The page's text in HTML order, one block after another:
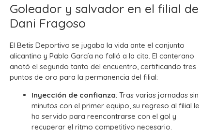
Goleador y salvador en el filial de
Dani Fragoso
El Betis Deportivo se jugaba la vida ante el conjunto
alicantino y Pablo García no falló a la cita. El canterano
anotó el segundo tanto del encuentro, certificando tres
puntos de oro para la permanencia del filial:
Inyección de confianza: Tras varias jornadas sin
minutos con el primer equipo, su regreso al filial le
ha servido para reencontrarse con el gol y
recuperar el ritmo competitivo necesario.